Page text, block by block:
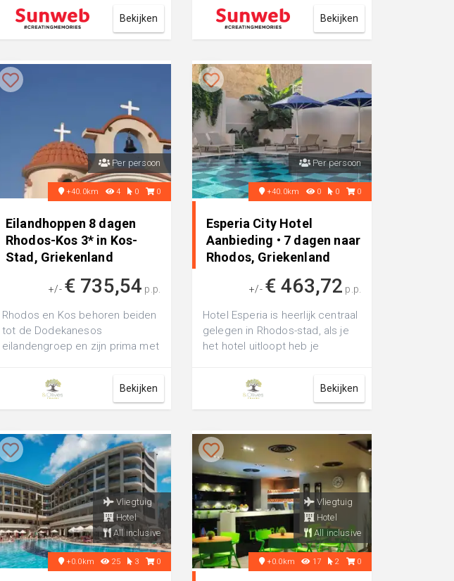
prachtige ...
Bekijken Bekijken
Per persoon
+40.0km 4 0 0
Eilandhoppen 8 dagen
Rhodos-Kos 3* in Kos-
Stad, Griekenland
+/- € 735,54 p.p.
Rhodos en Kos behoren beiden
tot de Dodekanesos
eilandengroep en zijn prima met
deze reis o...
Bekijken
Per persoon
+40.0km 0 0 0
Esperia City Hotel
Aanbieding • 7 dagen naar
Rhodos, Griekenland
+/- € 463,72 p.p.
Hotel Esperia is heerlijk centraal
gelegen in Rhodos-stad, als je
het hotel uitloopt heb je
Bekijken
Vliegtuig
Hotel
All inclusive
+0.0km 25 3 0
Vliegtuig
Hotel
All inclusive
+0.0km 17 2 0